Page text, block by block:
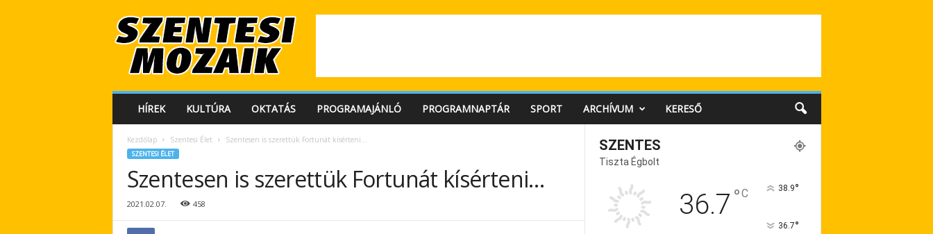
e
HÍREK KULTÚRA OKTATÁS PROGRAMAJÁNLÓ PROGRAMNAPTÁR SPORT ARCHÍVUM KERESŐ
Kezdőlap Szentesi Élet Szentesen is szerettük Fortunát kísérteni…
SZENTESI ÉLET
Szentesen is szerettük Fortunát kísérteni…
2021.02.07. 458
SZENTES
Tiszta Égbolt
36.7 °C 38.9°
36.7°